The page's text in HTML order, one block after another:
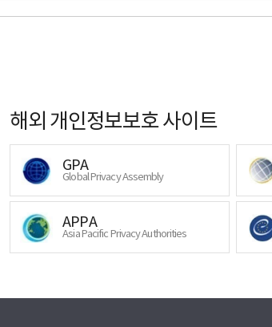
해외 개인정보보호 사이트
GPA
Global Privacy Assembly
APPA
Asia Pacific Privacy Authorities